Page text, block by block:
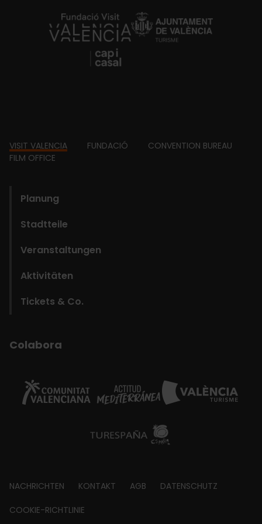
https://fundacion.visitvalencia.com/
Footer
VISIT VALENCIA FUNDACIÓ
CONVENTION BUREAU
FILM OFFICE
Planung
Stadtteile
Veranstaltungen
Aktivitäten
Tickets & Co.
Colabora
Footer
about
NACHRICHTEN KONTAKT AGB DATENSCHUTZ
COOKIE-RICHTLINIE